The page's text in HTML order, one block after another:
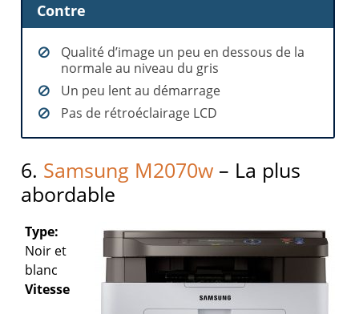
Contre
Qualité d’image un peu en dessous de la
normale au niveau du gris
Un peu lent au démarrage
Pas de rétroéclairage LCD
6. Samsung M2070w – La plus
abordable
Type:
Noir et
blanc
Vitesse